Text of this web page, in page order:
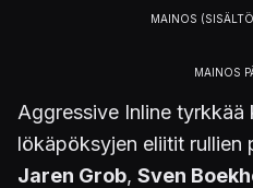
Aggressive Inline tyrkkää
lökäpöksyjen eliitit rullien
Jaren Grob, Sven